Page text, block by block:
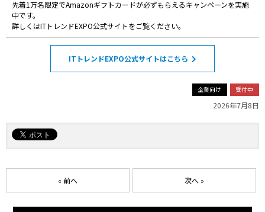
先着1万名限定でAmazonギフトカードが必ずもらえるキャンペーンを実施
中です。
詳しくはITトレンドEXPO公式サイトをご覧ください。
ITトレンドEXPO公式サイトはこちら
企業向け 受付中
2026年7月8日
« 前へ 次へ »